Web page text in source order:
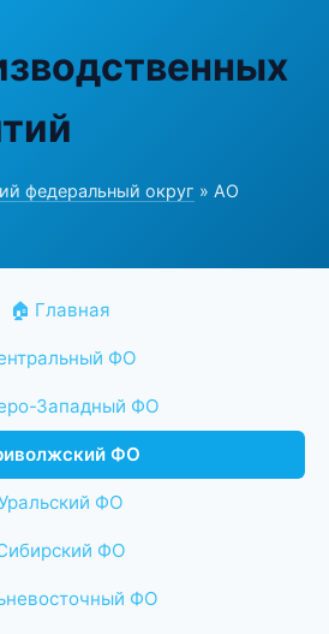
федеральный округ » АО
🏠 Главная
ФО
Западный ФО
ФО
ФО
ФО
ФО